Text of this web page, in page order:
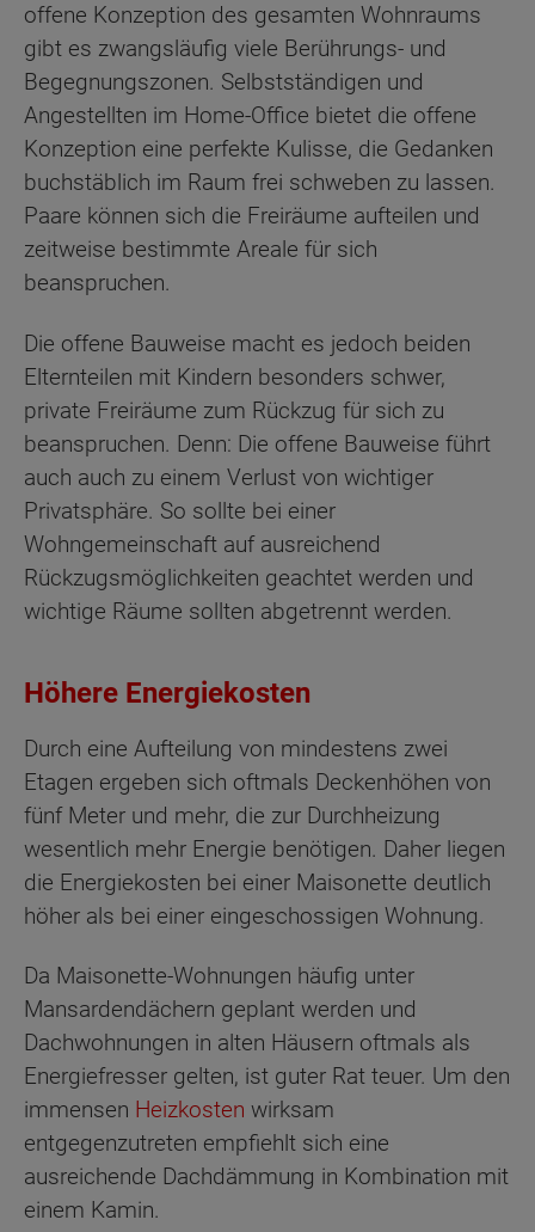
offene Konzeption des gesamten Wohnraums
gibt es zwangsläufig viele Berührungs- und
Begegnungszonen. Selbstständigen und
Angestellten im Home-Office bietet die offene
Konzeption eine perfekte Kulisse, die Gedanken
buchstäblich im Raum frei schweben zu lassen.
Paare können sich die Freiräume aufteilen und
zeitweise bestimmte Areale für sich
beanspruchen.
Die offene Bauweise macht es jedoch beiden
Elternteilen mit Kindern besonders schwer,
private Freiräume zum Rückzug für sich zu
beanspruchen. Denn: Die offene Bauweise führt
auch auch zu einem Verlust von wichtiger
Privatsphäre. So sollte bei einer
Wohngemeinschaft auf ausreichend
Rückzugsmöglichkeiten geachtet werden und
wichtige Räume sollten abgetrennt werden.
Höhere Energiekosten
Durch eine Aufteilung von mindestens zwei
Etagen ergeben sich oftmals Deckenhöhen von
fünf Meter und mehr, die zur Durchheizung
wesentlich mehr Energie benötigen. Daher liegen
die Energiekosten bei einer Maisonette deutlich
höher als bei einer eingeschossigen Wohnung.
Da Maisonette-Wohnungen häufig unter
Mansardendächern geplant werden und
Dachwohnungen in alten Häusern oftmals als
Energiefresser gelten, ist guter Rat teuer. Um den
immensen Heizkosten wirksam
entgegenzutreten empfiehlt sich eine
ausreichende Dachdämmung in Kombination mit
einem Kamin.